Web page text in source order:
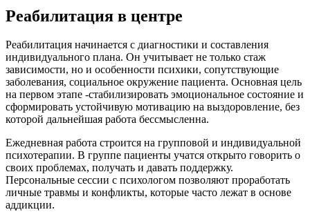
Реабилитация в центре
Реабилитация начинается с диагностики и составления
индивидуального плана. Он учитывает не только стаж
зависимости, но и особенности психики, сопутствующие
заболевания, социальное окружение пациента. Основная цель
на первом этапе -стабилизировать эмоциональное состояние и
сформировать устойчивую мотивацию на выздоровление, без
которой дальнейшая работа бессмысленна.
Ежедневная работа строится на групповой и индивидуальной
психотерапии. В группе пациенты учатся открыто говорить о
своих проблемах, получать и давать поддержку.
Персональные сессии с психологом позволяют проработать
личные травмы и конфликты, которые часто лежат в основе
аддикции.